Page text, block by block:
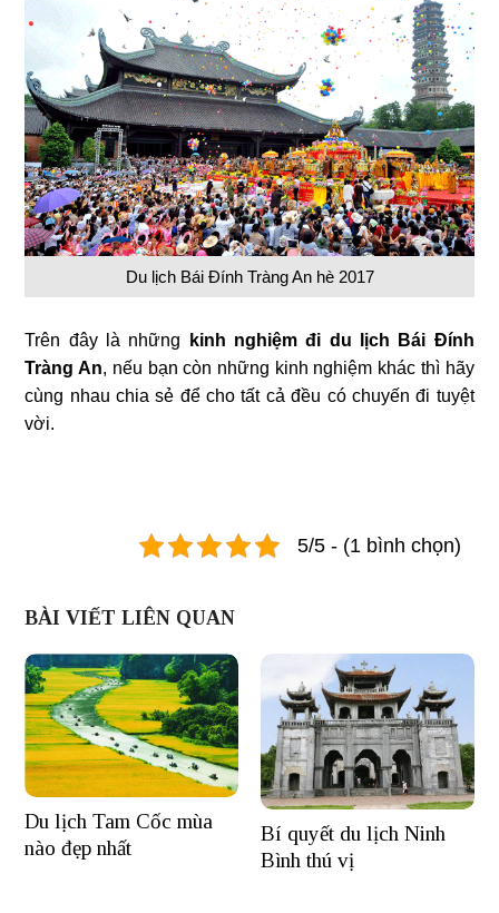
Du lịch Bái Đính Tràng An hè 2017
Trên đây là những kinh nghiệm đi du lịch Bái Đính
Tràng An, nếu bạn còn những kinh nghiệm khác thì hãy
cùng nhau chia sẻ để cho tất cả đều có chuyến đi tuyệt
vời.
5/5 - (1 bình chọn)
BÀI VIẾT LIÊN QUAN
Du lịch Tam Cốc mùa
nào đẹp nhất
Bí quyết du lịch Ninh
Bình thú vị